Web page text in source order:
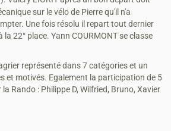
sur le vélo de Pierre qu'il n'a
Une fois résolu il repart tout dernier
22° place. Yann COURMONT se classe
représenté dans 7 catégories et un
et motivés. Egalement la participation de 5
Rando : Philippe D, Wilfried, Bruno, Xavier